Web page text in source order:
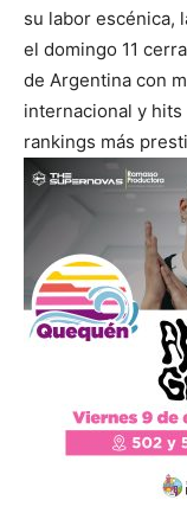
su labor escénica,
el domingo 11
de Argentina con
internacional y
rankings más